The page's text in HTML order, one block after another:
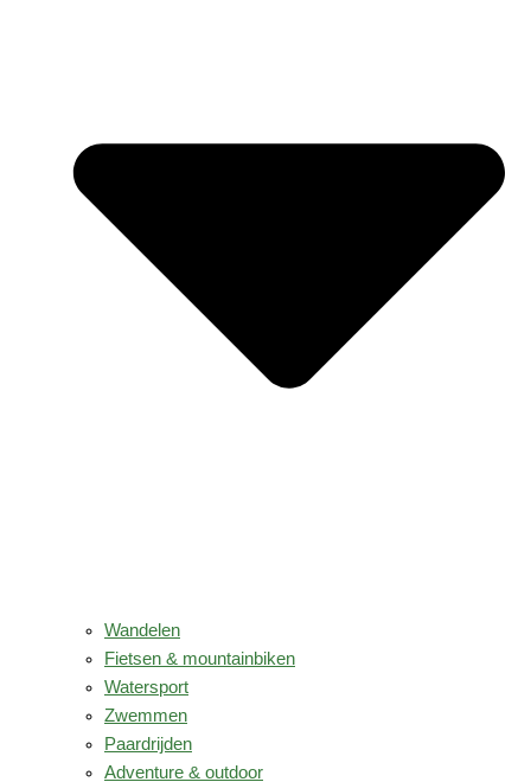
Wandelen
Fietsen & mountainbiken
Watersport
Zwemmen
Paardrijden
Adventure & outdoor